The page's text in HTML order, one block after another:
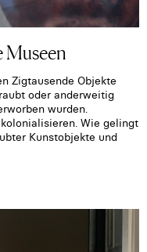
Zigtausende Objekte
oder anderweitig
wurden.
Wie gelingt
Kunstobjekte und